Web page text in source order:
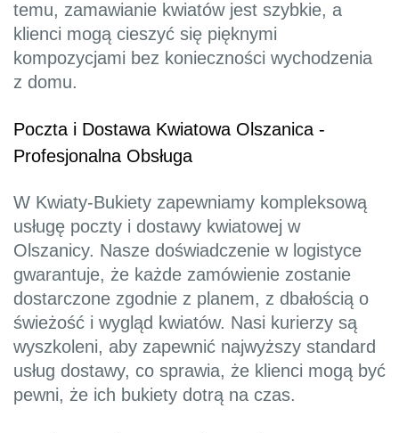
temu, zamawianie kwiatów jest szybkie, a
klienci mogą cieszyć się pięknymi
kompozycjami bez konieczności wychodzenia
z domu.
Poczta i Dostawa Kwiatowa Olszanica -
Profesjonalna Obsługa
W Kwiaty-Bukiety zapewniamy kompleksową
usługę poczty i dostawy kwiatowej w
Olszanicy. Nasze doświadczenie w logistyce
gwarantuje, że każde zamówienie zostanie
dostarczone zgodnie z planem, z dbałością o
świeżość i wygląd kwiatów. Nasi kurierzy są
wyszkoleni, aby zapewnić najwyższy standard
usług dostawy, co sprawia, że klienci mogą być
pewni, że ich bukiety dotrą na czas.